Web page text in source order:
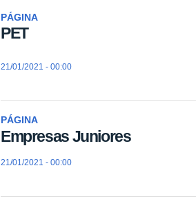
PÁGINA
PET
21/01/2021 - 00:00
PÁGINA
Empresas Juniores
21/01/2021 - 00:00